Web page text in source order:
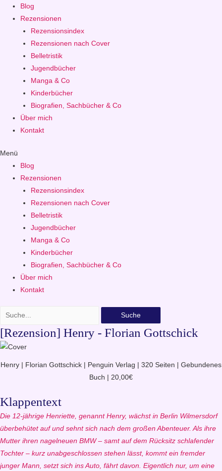
Blog
Rezensionen
Rezensionsindex
Rezensionen nach Cover
Belletristik
Jugendbücher
Manga & Co
Kinderbücher
Biografien, Sachbücher & Co
Über mich
Kontakt
Menü
Blog
Rezensionen
Rezensionsindex
Rezensionen nach Cover
Belletristik
Jugendbücher
Manga & Co
Kinderbücher
Biografien, Sachbücher & Co
Über mich
Kontakt
Suche
[Rezension] Henry - Florian Gottschick
Henry | Florian Gottschick | Penguin Verlag | 320 Seiten | Gebundenes
Buch | 20,00€
Klappentext
Die 12-jährige Henriette, genannt Henry, wächst in Berlin Wilmersdorf
überbehütet auf und sehnt sich nach dem großen Abenteuer. Als ihre
Mutter ihren nagelneuen BMW – samt auf dem Rücksitz schlafender
Tochter – kurz unabgeschlossen stehen lässt, kommt ein fremder
junger Mann, setzt sich ins Auto, fährt davon. Eigentlich nur, um eine